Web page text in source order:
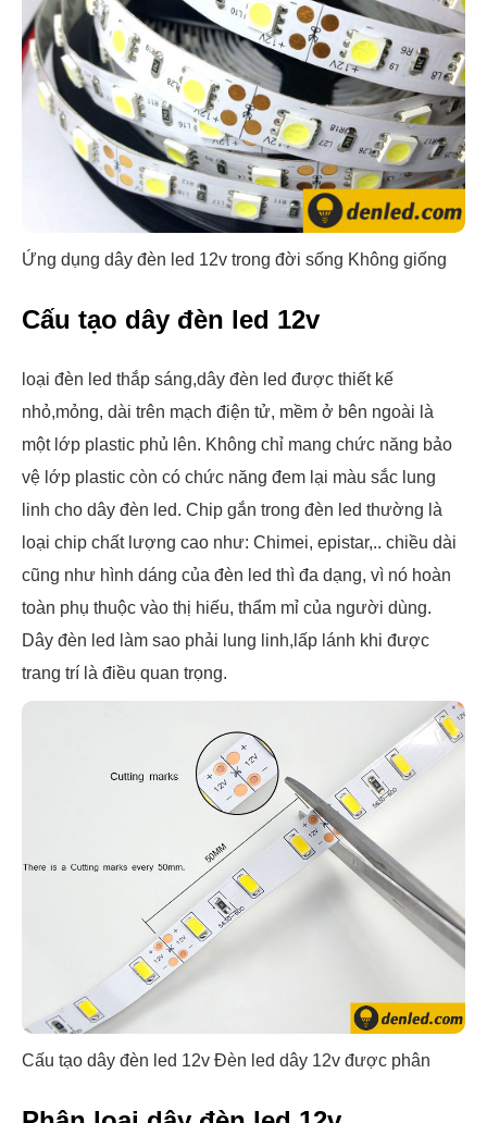
Ứng dụng dây đèn led 12v trong đời sống
Cấu tạo dây đèn led 12v
Không giống
loại đèn led thắp sáng,dây đèn led được thiết kế
nhỏ,mỏng, dài trên mạch điện tử, mềm ở bên ngoài là
một lớp plastic phủ lên. Không chỉ mang chức năng bảo
vệ lớp plastic còn có chức năng đem lại màu sắc lung
linh cho dây đèn led. Chip gắn trong đèn led thường là
loại chip chất lượng cao như: Chimei, epistar,.. chiều dài
cũng như hình dáng của đèn led thì đa dạng, vì nó hoàn
toàn phụ thuộc vào thị hiếu, thẩm mỉ của người dùng.
Dây đèn led làm sao phải lung linh,lấp lánh khi được
trang trí là điều quan trọng.
Cấu tạo dây đèn led 12v Đèn led dây 12v được phân